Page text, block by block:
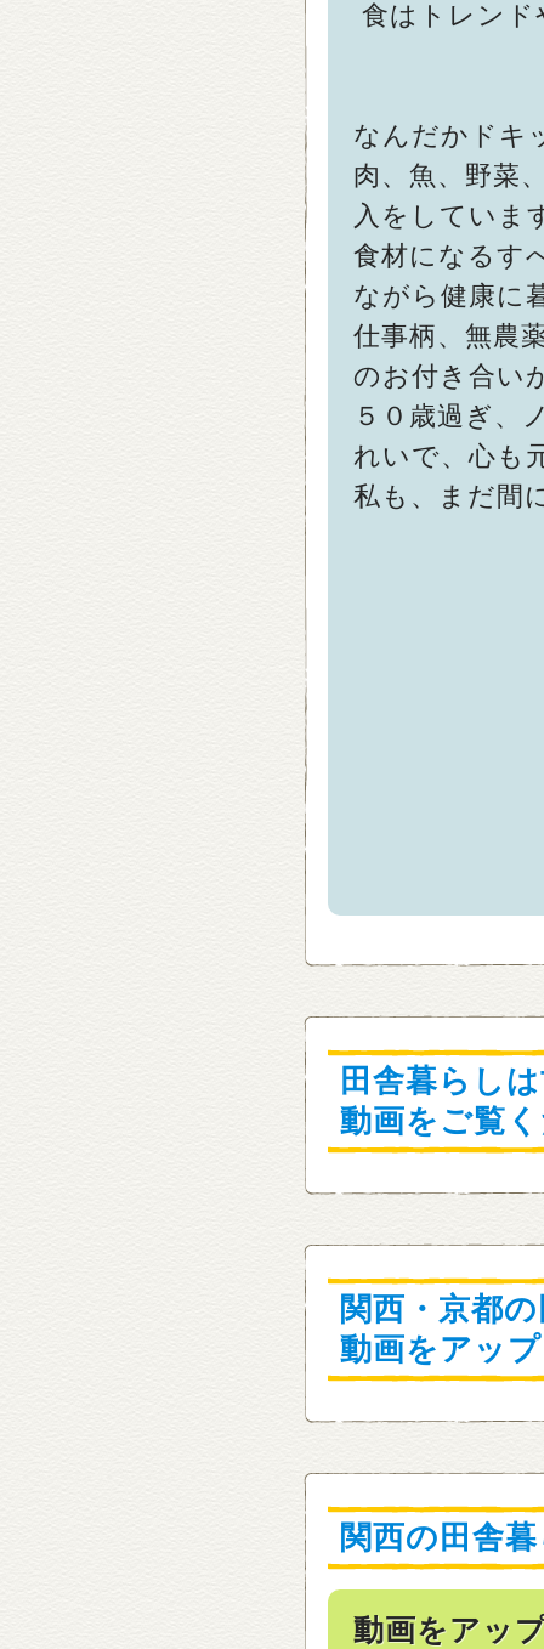
食はトレン
なんだかドキ
肉、魚、野菜
入をしていま
食材になるす
ながら健康に
仕事柄、無農
のお付き合い
５０歳過ぎ、
れいで、心も
私も、まだ間
田舎暮らし
動画をご覧
関西・京都
動画をアッ
関西の田舎
動画をアッ